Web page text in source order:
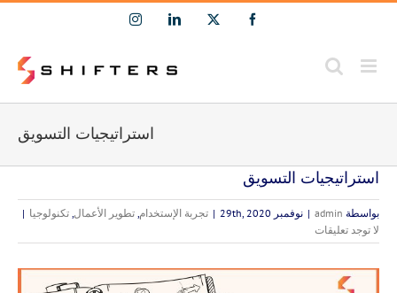
Facebook
X
LinkedIn
Instagram
استراتيجيات التسويق
استراتيجيات التسويق
بواسطة admin
| نوفمبر 29th, 2020 | تجربة الإستخدام, تطوير الأعمال, تكنولوجيا |
لا توجد تعليقات
مشاهدة